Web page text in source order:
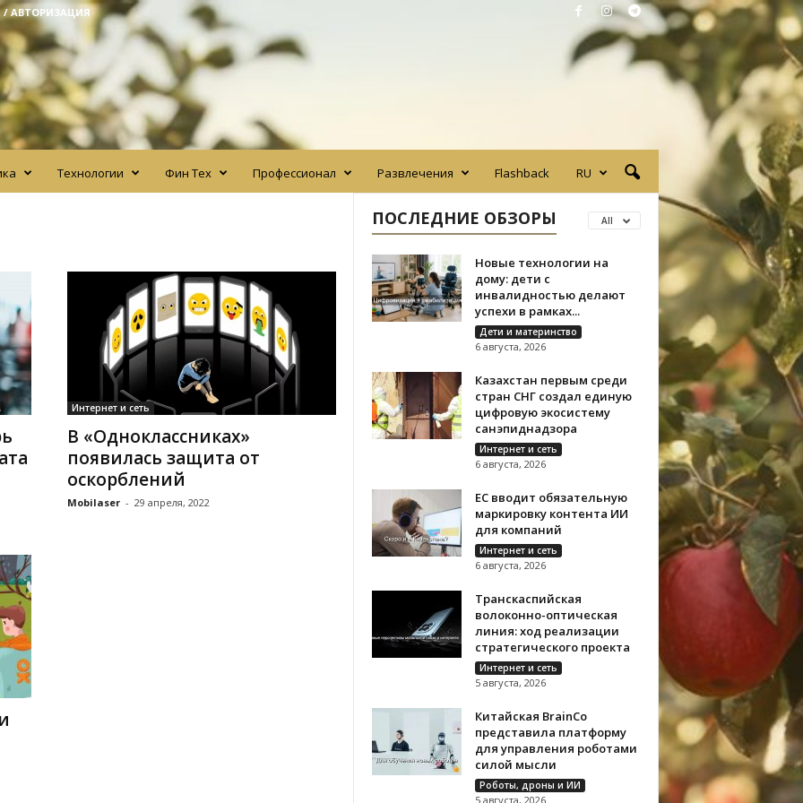
/ АВТОРИЗАЦИЯ
Технологии Фин Тех Профессионал Развлечения Flashback RU
Интернет и сеть
В «Одноклассниках»
появилась защита от
оскорблений
Mobilaser - 29 апреля, 2022
ПОСЛЕДНИЕ ОБЗОРЫ All
Новые технологии на
дому: дети с
инвалидностью делают
успехи в рамках...
Дети и материнство
6 августа, 2026
Казахстан первым среди
стран СНГ создал единую
цифровую экосистему
санэпиднадзора
Интернет и сеть
6 августа, 2026
ЕС вводит обязательную
маркировку контента ИИ
для компаний
Интернет и сеть
6 августа, 2026
Транскаспийская
волоконно-оптическая
линия: ход реализации
стратегического проекта
Интернет и сеть
5 августа, 2026
Китайская BrainCo
представила платформу
для управления роботами
силой мысли
Роботы, дроны и ИИ
5 августа, 2026